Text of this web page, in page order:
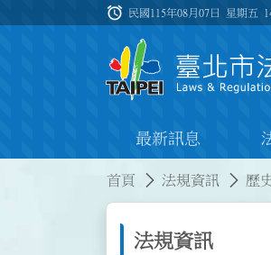
:::
alarm 民國115年08月07日 星期五
最新訊息
首頁 法規資訊 歷
法規資訊